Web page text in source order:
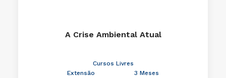
A Crise Ambiental Atual
Cursos Livres
Extensão
3 Meses